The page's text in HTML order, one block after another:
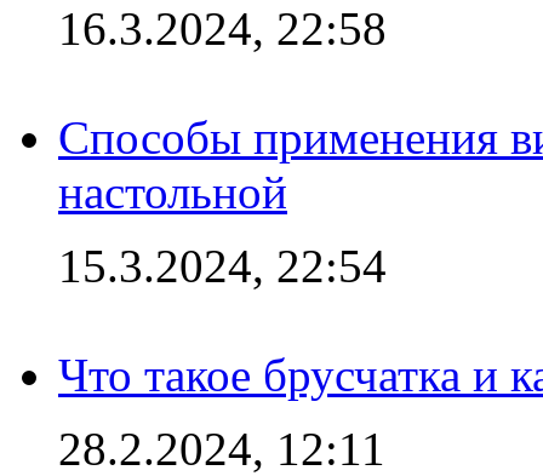
16.3.2024, 22:58
Способы применения
настольной
15.3.2024, 22:54
Что такое брусчатка и
28.2.2024, 12:11